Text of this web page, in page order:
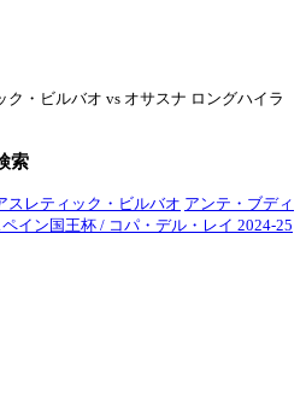
・ビルバオ vs オサスナ ロングハイラ
索
スレティック・ビルバオ アンテ・ブディ
ペイン国王杯 / コパ・デル・レイ 2024-25